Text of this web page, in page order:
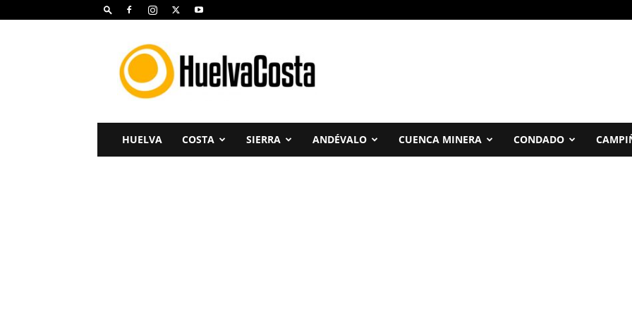
Huelva
Costa
HUELVA COSTA SIERRA ANDÉVALO CUENCA MINERA CONDADO